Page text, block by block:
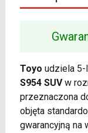
Toyo udziela 5-
S954 SUVw
przeznaczona
objęta
gwarancyjną na